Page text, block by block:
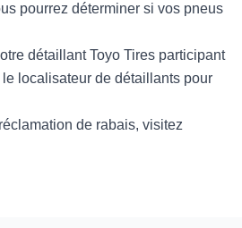
pourrez déterminer si vos pneus
détaillant Toyo Tires participant
localisateur de détaillants pour
de rabais, visitez